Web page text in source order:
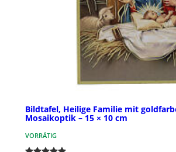
Bildtafel, Heilige Familie mit
Mosaikoptik – 15 × 10 cm
VORRÄTIG